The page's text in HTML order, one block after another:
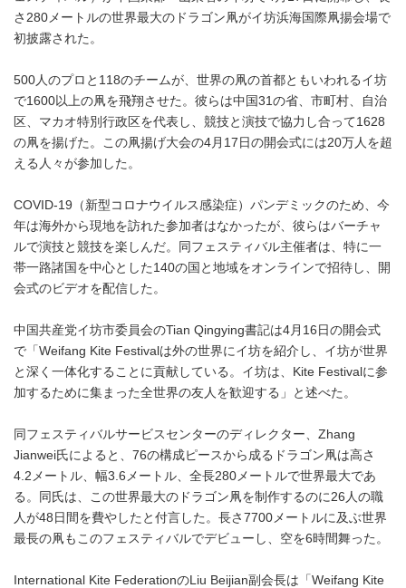
さ280メートルの世界最大のドラゴン凧がイ坊浜海国際凧揚会場で
初披露された。
500人のプロと118のチームが、世界の凧の首都ともいわれるイ坊
で1600以上の凧を飛翔させた。彼らは中国31の省、市町村、自治
区、マカオ特別行政区を代表し、競技と演技で協力し合って1628
の凧を揚げた。この凧揚げ大会の4月17日の開会式には20万人を超
える人々が参加した。
COVID-19（新型コロナウイルス感染症）パンデミックのため、今
年は海外から現地を訪れた参加者はなかったが、彼らはバーチャ
ルで演技と競技を楽しんだ。同フェスティバル主催者は、特に一
帯一路諸国を中心とした140の国と地域をオンラインで招待し、開
会式のビデオを配信した。
中国共産党イ坊市委員会のTian Qingying書記は4月16日の開会式
で「Weifang Kite Festivalは外の世界にイ坊を紹介し、イ坊が世界
と深く一体化することに貢献している。イ坊は、Kite Festivalに参
加するために集まった全世界の友人を歓迎する」と述べた。
同フェスティバルサービスセンターのディレクター、Zhang
Jianwei氏によると、76の構成ピースから成るドラゴン凧は高さ
4.2メートル、幅3.6メートル、全長280メートルで世界最大であ
る。同氏は、この世界最大のドラゴン凧を制作するのに26人の職
人が48日間を費やしたと付言した。長さ7700メートルに及ぶ世界
最長の凧もこのフェスティバルでデビューし、空を6時間舞った。
International Kite FederationのLiu Beijian副会長は「Weifang Kite